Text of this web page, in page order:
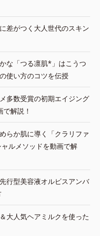
差がつく大人世代のスキン
な「つる凛肌*」はこうつ
使い方のコツを伝授
多数受賞の初期エイジング
解説！
らか肌に導く「クラリファ
ルメソッドを動画で解
行型美容液オルビスアンバ
大人気ヘアミルクを使った